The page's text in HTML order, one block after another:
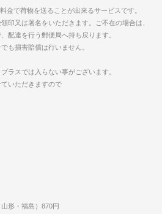
金で荷物を送ることが出来るサービスです。
印又は署名をいただきます。ご不在の場合は、
配達を行う郵便局へ持ち戻ります。
も損害賠償は行いません。
ラスでは入らない事がございます。
いただきますので
形・福島）870円